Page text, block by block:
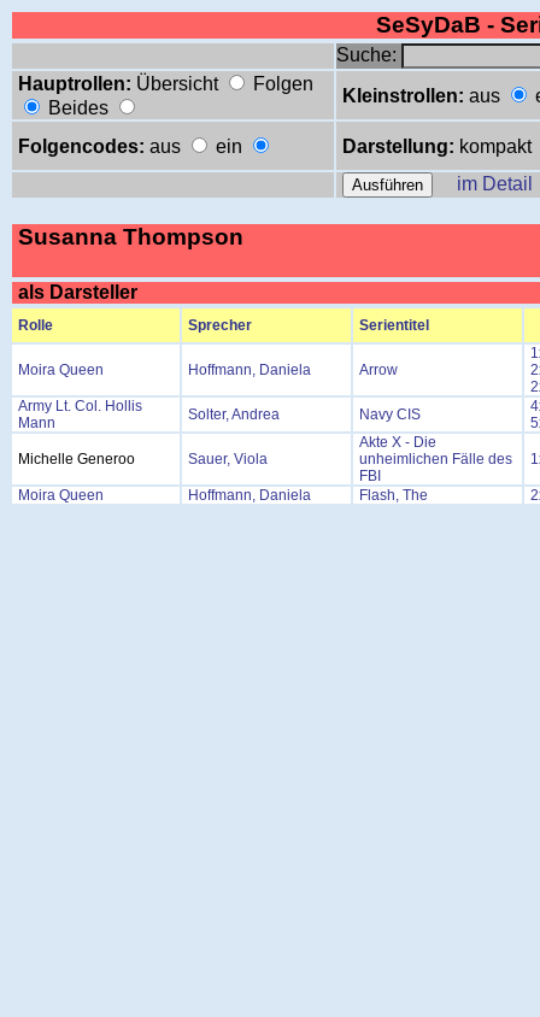
SeSyDaB -
Suche:
Hauptrollen: Übersicht
Folgen
Beides
Kleinstrollen: aus
Folgencodes: aus ein Darstellung: kompakt
im Detail
Susanna Thompson
als Darsteller
Rolle Sprecher Serientitel
Moira Queen Hoffmann, Daniela Arrow
Army Lt. Col. Hollis
Mann
Solter, Andrea Navy CIS
Michelle Generoo Sauer, Viola
Akte X - Die
unheimlichen Fälle des
FBI
Moira Queen Hoffmann, Daniela Flash, The